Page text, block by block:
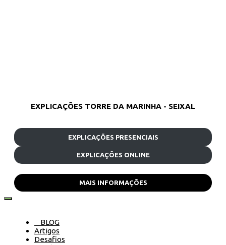
EXPLICAÇÕES TORRE DA MARINHA - SEIXAL
EXPLICAÇÕES PRESENCIAIS
EXPLICAÇÕES ONLINE
MAIS INFORMAÇÕES
BLOG
Artigos
Desafios